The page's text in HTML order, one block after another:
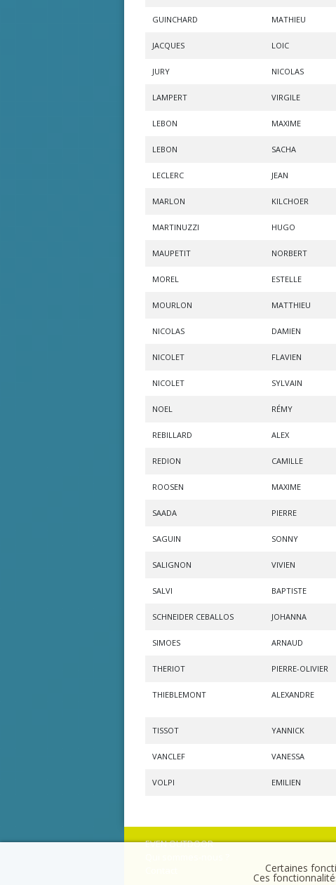
GUINCHARD MATHIEU
JACQUES LOIC
JURY NICOLAS
LAMPERT VIRGILE
LEBON MAXIME
LEBON SACHA
LECLERC JEAN
MARLON KILCHOER
MARTINUZZI HUGO
MAUPETIT NORBERT
MOREL ESTELLE
MOURLON MATTHIEU
NICOLAS DAMIEN
NICOLET FLAVIEN
NICOLET SYLVAIN
NOEL RÉMY
REBILLARD ALEX
REDION CAMILLE
ROOSEN MAXIME
SAADA PIERRE
SAGUIN SONNY
SALIGNON VIVIEN
SALVI BAPTISTE
SCHNEIDER CEBALLOS JOHANNA
SIMOES ARNAUD
THERIOT PIERRE-OLIVIER
THIEBLEMONT ALEXANDRE
TISSOT YANNICK
VANCLEF VANESSA
VOLPI EMILIEN
EVEN OUTDOOR
Certaines
Ces